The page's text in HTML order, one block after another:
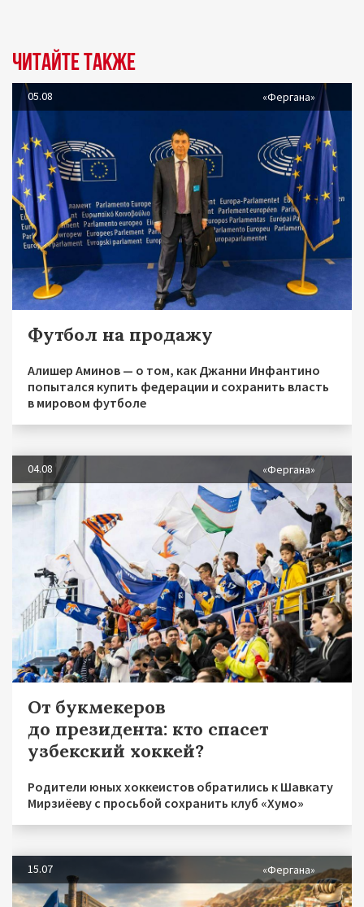
Читайте также
05.08 «Фергана»
Футбол на продажу
Алишер Аминов — о том, как Джанни Инфантино
попытался купить федерации и сохранить власть
в мировом футболе
04.08 «Фергана»
От букмекеров
до президента: кто спасет
узбекский хоккей?
Родители юных хоккеистов обратились к Шавкату
Мирзиёеву с просьбой сохранить клуб «Хумо»
15.07 «Фергана»